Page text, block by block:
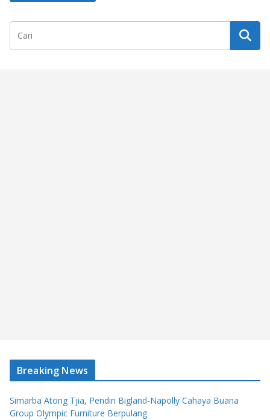
Breaking News
Simarba Atong Tjia, Pendiri Bigland-Napolly Cahaya Buana
Group Olympic Furniture Berpulang